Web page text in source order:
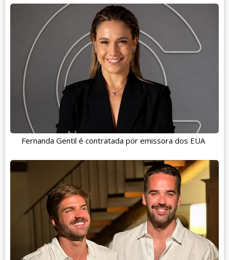
Fernanda Gentil é contratada por emissora dos EUA